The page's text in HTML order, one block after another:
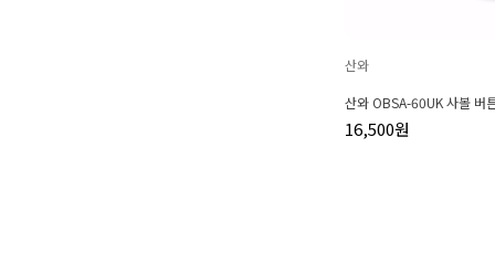
산와
산와 OBSA-60UK 사볼 버
16,500원